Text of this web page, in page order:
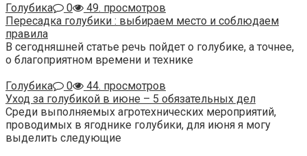
Голубика
0
49. просмотров
Пересадка голубики : выбираем место и соблюдаем
правила
В сегодняшней статье речь пойдет о голубике, а точнее,
о благоприятном времени и технике
Голубика
0
44. просмотров
Уход за голубикой в июне – 5 обязательных дел
Среди выполняемых агротехнических мероприятий,
проводимых в ягоднике голубики, для июня я могу
выделить следующие